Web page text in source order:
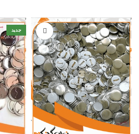
جدید